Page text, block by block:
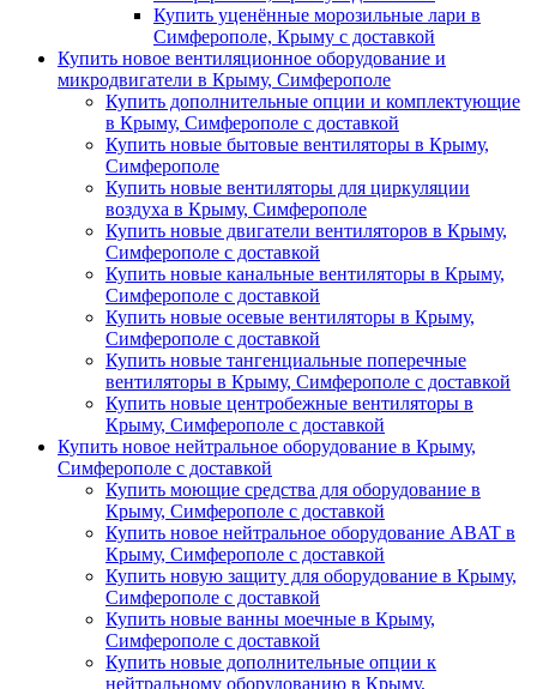
Купить уценённые морозильные лари в
Симферополе, Крыму с доставкой
Купить новое вентиляционное оборудование и
микродвигатели в Крыму, Симферополе
Купить дополнительные опции и комплектующие
в Крыму, Симферополе с доставкой
Купить новые бытовые вентиляторы в Крыму,
Симферополе
Купить новые вентиляторы для циркуляции
воздуха в Крыму, Симферополе
Купить новые двигатели вентиляторов в Крыму,
Симферополе с доставкой
Купить новые канальные вентиляторы в Крыму,
Симферополе с доставкой
Купить новые осевые вентиляторы в Крыму,
Симферополе с доставкой
Купить новые тангенциальные поперечные
вентиляторы в Крыму, Симферополе с доставкой
Купить новые центробежные вентиляторы в
Крыму, Симферополе с доставкой
Купить новое нейтральное оборудование в Крыму,
Симферополе с доставкой
Купить моющие средства для оборудование в
Крыму, Симферополе с доставкой
Купить новое нейтральное оборудование ABAT в
Крыму, Симферополе с доставкой
Купить новую защиту для оборудование в Крыму,
Симферополе с доставкой
Купить новые ванны моечные в Крыму,
Симферополе с доставкой
Купить новые дополнительные опции к
нейтральному оборудованию в Крыму,